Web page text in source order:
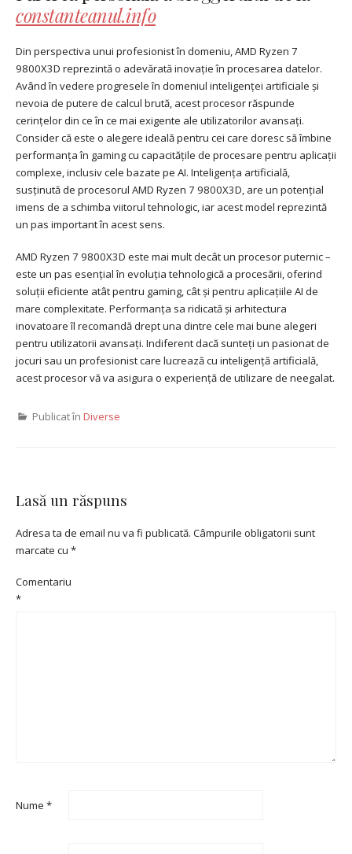
constanteanul.info
Din perspectiva unui profesionist în domeniu, AMD Ryzen 7
9800X3D reprezintă o adevărată inovație în procesarea datelor.
Având în vedere progresele în domeniul inteligenței artificiale și
nevoia de putere de calcul brută, acest procesor răspunde
cerințelor din ce în ce mai exigente ale utilizatorilor avansați.
Consider că este o alegere ideală pentru cei care doresc să îmbine
performanța în gaming cu capacitățile de procesare pentru aplicații
complexe, inclusiv cele bazate pe AI. Inteligența artificială,
susținută de procesorul AMD Ryzen 7 9800X3D, are un potențial
imens de a schimba viitorul tehnologic, iar acest model reprezintă
un pas important în acest sens.
AMD Ryzen 7 9800X3D este mai mult decât un procesor puternic –
este un pas esențial în evoluția tehnologică a procesării, oferind
soluții eficiente atât pentru gaming, cât și pentru aplicațiile AI de
mare complexitate. Performanța sa ridicată și arhitectura
inovatoare îl recomandă drept una dintre cele mai bune alegeri
pentru utilizatorii avansați. Indiferent dacă sunteți un pasionat de
jocuri sau un profesionist care lucrează cu inteligență artificială,
acest procesor vă va asigura o experiență de utilizare de neegalat.
Publicat în Diverse
Lasă un răspuns
Adresa ta de email nu va fi publicată. Câmpurile obligatorii sunt
marcate cu *
Comentariu
*
Nume *